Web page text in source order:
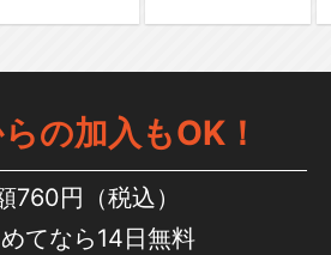
の加入もOK！
760円（税込）
てなら14日無料